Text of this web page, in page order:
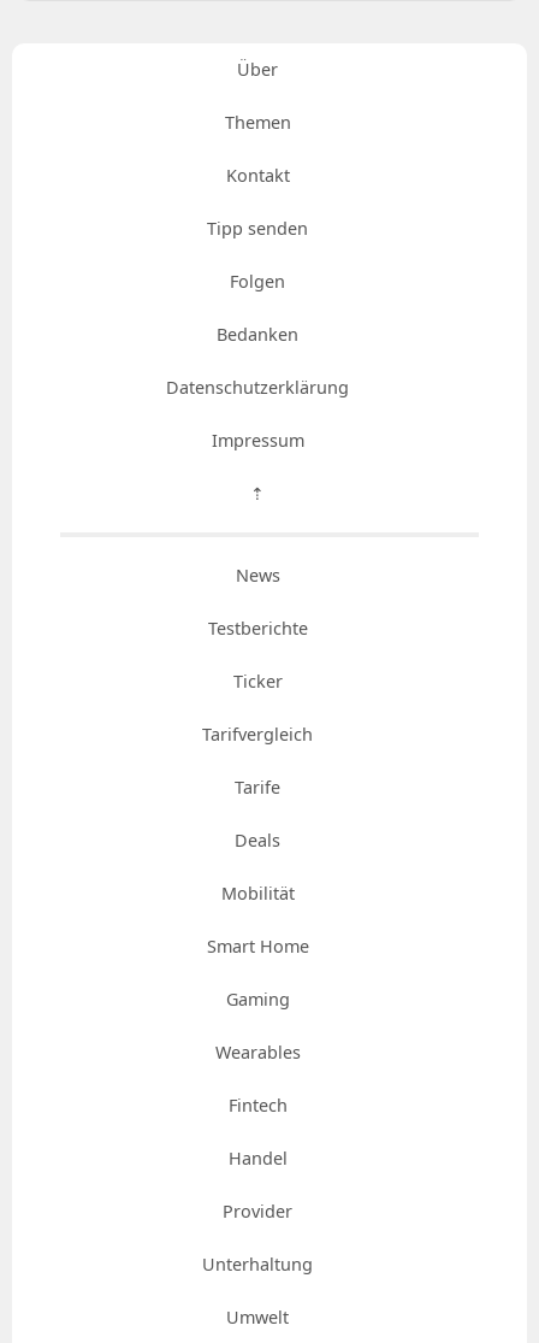
Über
Themen
Kontakt
Tipp senden
Folgen
Bedanken
Datenschutzerklärung
Impressum
⇡
News
Testberichte
Ticker
Tarifvergleich
Tarife
Deals
Mobilität
Smart Home
Gaming
Wearables
Fintech
Handel
Provider
Unterhaltung
Umwelt